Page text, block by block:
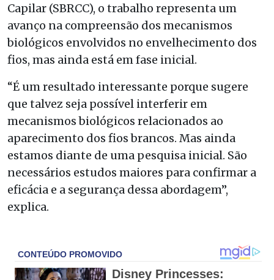
Capilar (SBRCC), o trabalho representa um
avanço na compreensão dos mecanismos
biológicos envolvidos no envelhecimento dos
fios, mas ainda está em fase inicial.
“É um resultado interessante porque sugere
que talvez seja possível interferir em
mecanismos biológicos relacionados ao
aparecimento dos fios brancos. Mas ainda
estamos diante de uma pesquisa inicial. São
necessários estudos maiores para confirmar a
eficácia e a segurança dessa abordagem”,
explica.